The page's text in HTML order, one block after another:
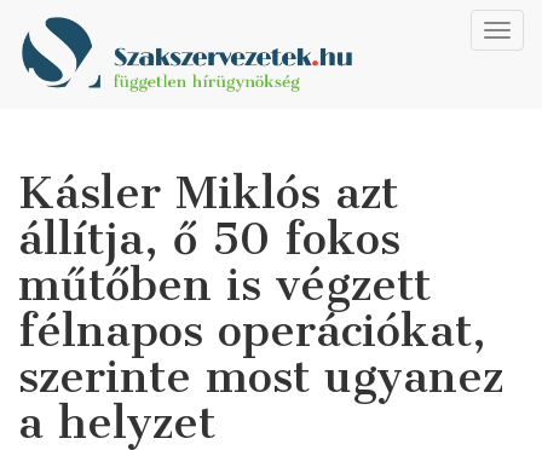
Kásler Miklós azt
állítja, ő 50 fokos
műtőben is végzett
félnapos operációkat,
szerinte most ugyanez
a helyzet